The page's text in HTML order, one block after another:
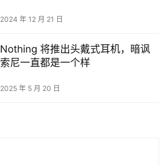
2024 年 12 月 21 日
Nothing 将推出头戴式耳机，暗讽
索尼一直都是一个样
2025 年 5 月 20 日